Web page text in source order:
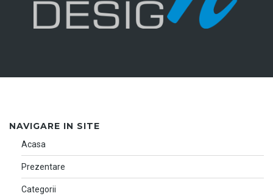
NAVIGARE IN SITE
Acasa
Prezentare
Categorii